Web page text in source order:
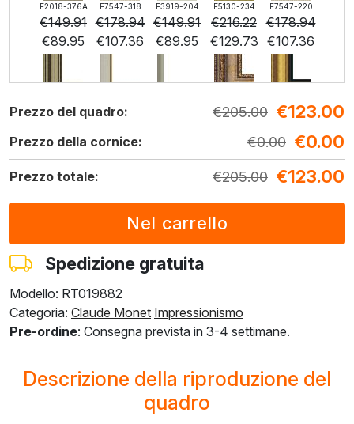
F2018-376A
€149.91
€89.95
F7547-318
€178.94
€107.36
F3919-204
€149.91
€89.95
F5130-234
€216.22
€129.73
F7547-220
€178.94
€107.36
F5429-258
216.22
€129.73
F3013-236
€95.55
F8645-298
€281.08
168.65
F6537-236
149.11
€89.47
€125.41
209.01
€125.41
209.01
€125.41
€209.01
€125.41
€118.90
F8645-296
€
193.85
F4613-236
€150.56
90.33
F5130-204
€217.06
F6035-220
€195.39
Prezzo del quadro: €205.00 €123.00
Prezzo della cornice: €0.00 €0.00
Prezzo totale: €205.00 €123.00
Spedizione gratuita
Modello: RT019882
Categoria: Claude Monet Impressionismo
Pre-ordine: Consegna prevista in 3-4 settimane.
Descrizione della riproduzione del
quadro